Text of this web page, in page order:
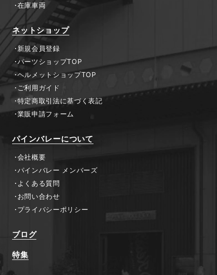
在庫車両
ネットショップ
新規会員登録
パーツショップTOP
ヘルメットショップTOP
ご利用ガイド
特定商取引法に基づく表記
業販申請フォーム
パインバレーについて
会社概要
パインバレー メンバーズ
よくある質問
お問い合わせ
プライバシーポリシー
ブログ
特集